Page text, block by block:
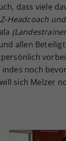
dass viele
Headcoach
allen
noch
sich Melzer